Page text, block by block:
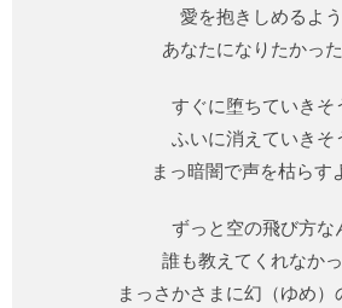
愛を抱きしめるよ
あなたになりたかっ
すぐに堕ちていきそ
ふいに消えていきそ
まっ暗闇で声を枯らす
ずっと空の飛び方な
誰も教えてくれなか
まっさかさまに幻（ゆめ）